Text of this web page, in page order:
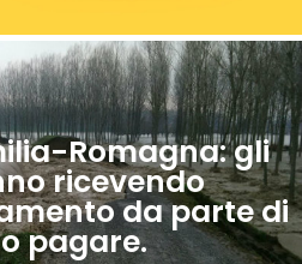
Romagna: gli
ricevendo
da parte di
pagare.